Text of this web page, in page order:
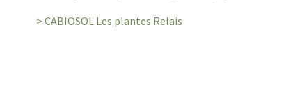
> CABIOSOL Les plantes Relais